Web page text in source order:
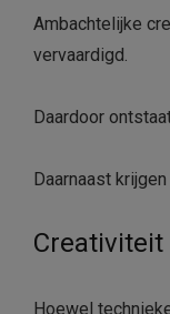
Ambachtelijke
vervaardigd.
Daardoor
Daarnaast
Hoewel